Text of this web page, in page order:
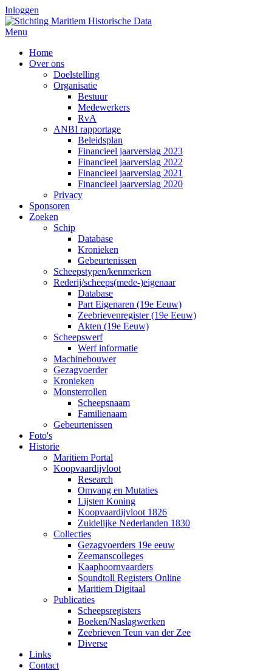
Inloggen
Menu
Home
Over ons
Doelstelling
Organisatie
Bestuur
Medewerkers
RvA
ANBI rapportage
Beleidsplan
Financieel jaarverslag 2023
Financieel jaarverslag 2022
Financieel jaarverslag 2021
Financieel jaarverslag 2020
Privacy
Sponsoren
Zoeken
Schip
Database
Kronieken
Gebeurtenissen
Scheepstypen/kenmerken
Rederij/scheeps(mede-)eigenaar
Database
Part Eigenaren (19e Eeuw)
Zeebrievenregister (19e Eeuw)
Akten (19e Eeuw)
Scheepswerf
Werf informatie
Machinebouwer
Gezagvoerder
Kronieken
Monsterrollen
Scheepsnaam
Familienaam
Gebeurtenissen
Foto's
Historie
Maritiem Portal
Koopvaardijvloot
Research
Omvang en Mutaties
Lijsten Koning
Koopvaardijvloot 1826
Zuidelijke Nederlanden 1830
Collecties
Gezagvoerders 19e eeuw
Zeemanscolleges
Kaaphoornvaarders
Soundtoll Registers Online
Maritiem Digitaal
Publicaties
Scheepsregisters
Boeken/Naslagwerken
Zeebrieven Teun van der Zee
Diverse
Links
Contact